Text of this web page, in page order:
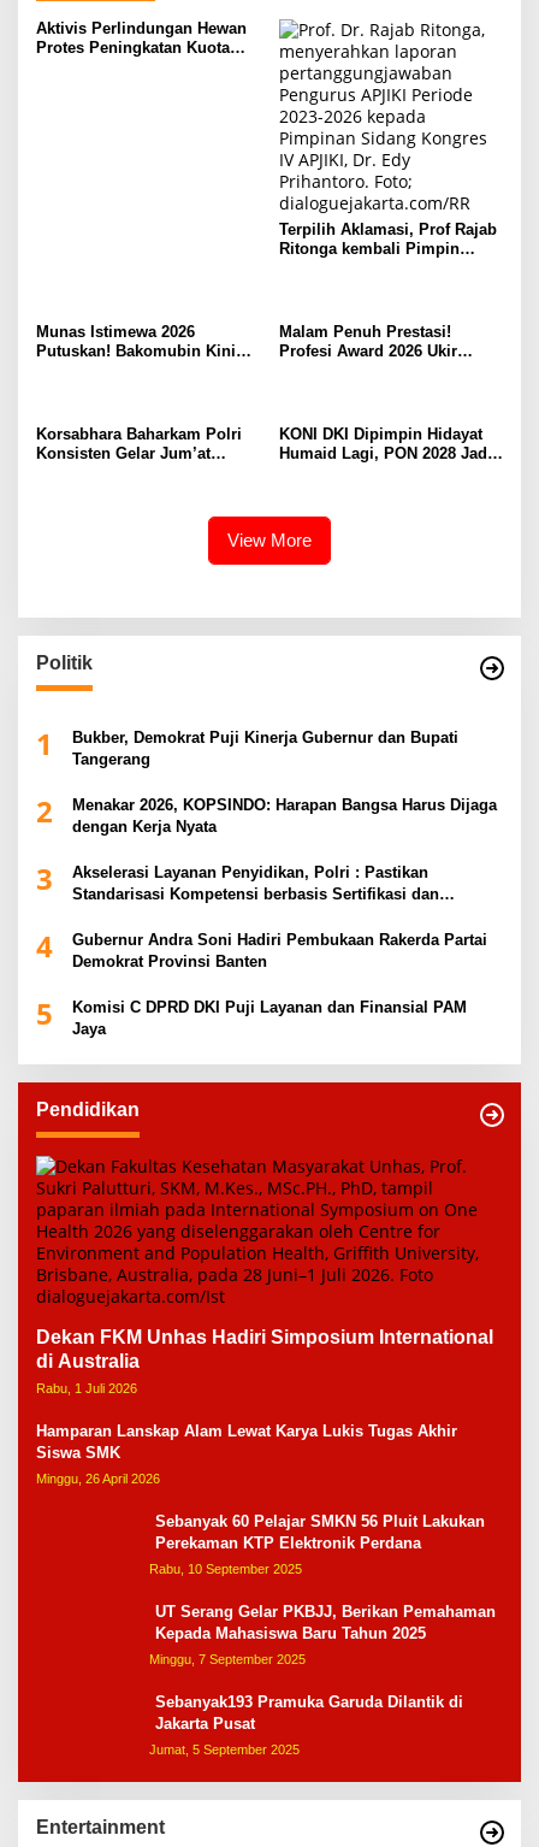
Aktivis Perlindungan Hewan
Protes Peningkatan Kuota
Terpilih Aklamasi, Prof Rajab
Ritonga kembali Pimpin
Munas Istimewa 2026
Putuskan! Bakomubin Kini
Malam Penuh Prestasi!
Profesi Award 2026 Ukir
Korsabhara Baharkam Polri
Konsisten Gelar Jum’at
KONI DKI Dipimpin Hidayat
Humaid Lagi, PON 2028 Jadi
View More
Politik
1
Bukber, Demokrat Puji Kinerja Gubernur dan Bupati
Tangerang
2
Menakar 2026, KOPSINDO: Harapan Bangsa Harus Dijaga
dengan Kerja Nyata
3
Akselerasi Layanan Penyidikan, Polri : Pastikan
Standarisasi Kompetensi berbasis Sertifikasi dan
4
Gubernur Andra Soni Hadiri Pembukaan Rakerda Partai
Demokrat Provinsi Banten
5
Komisi C DPRD DKI Puji Layanan dan Finansial PAM
Jaya
Pendidikan
Dekan FKM Unhas Hadiri Simposium International
di Australia
Rabu, 1 Juli 2026
Hamparan Lanskap Alam Lewat Karya Lukis Tugas Akhir
Siswa SMK
Minggu, 26 April 2026
Sebanyak 60 Pelajar SMKN 56 Pluit Lakukan
Perekaman KTP Elektronik Perdana
Rabu, 10 September 2025
UT Serang Gelar PKBJJ, Berikan Pemahaman
Kepada Mahasiswa Baru Tahun 2025
Minggu, 7 September 2025
Sebanyak193 Pramuka Garuda Dilantik di
Jakarta Pusat
Jumat, 5 September 2025
Entertainment